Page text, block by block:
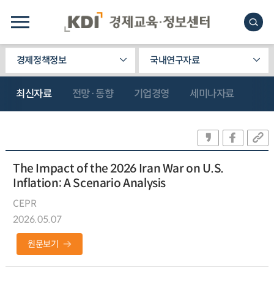
경제정책정보 국내연구자료
최신자료 전망·동향 기업경영 세미나자료
The Impact of the 2026 Iran War on U.S.
Inflation: A Scenario Analysis
CEPR
2026.05.07
원문보기